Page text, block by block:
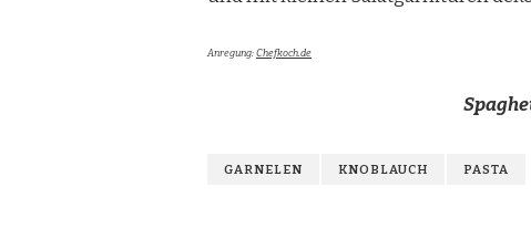
Anregung: Chefkoch.de
GARNELEN KNOBLAUCH PASTA